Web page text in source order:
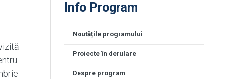
Info Program
Noutățile programului
Proiecte în derulare
Despre program